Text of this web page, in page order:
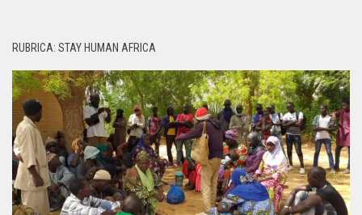
RUBRICA: STAY HUMAN AFRICA